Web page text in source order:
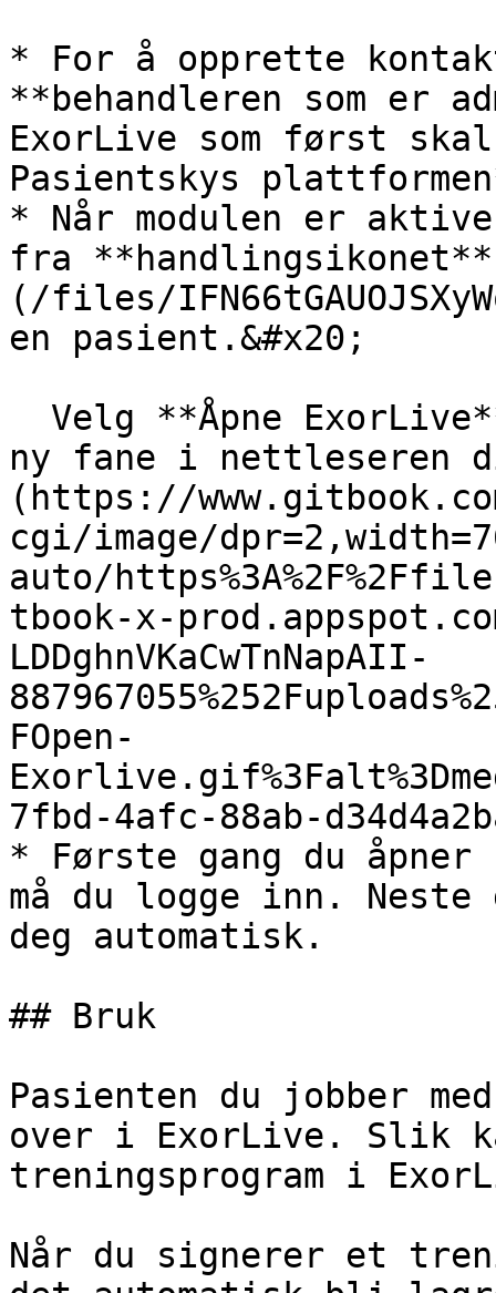
* For å opprette
**behandleren som er
ExorLive som først
Pasientskys
* Når modulen er
fra
(/files/
en pasient.&#x20;
ny fane i nettleseren
(https://
cgi/image/
auto/
tbook-x-
LDDghnVKaCwTnNapAII-
FOpen-
7fbd-4afc-88ab-
* Første gang du
må du logge inn. Neste
deg automatisk.
## Bruk
Pasienten du jobber
over i ExorLive. Slik
treningsprogram i
Når du signerer et